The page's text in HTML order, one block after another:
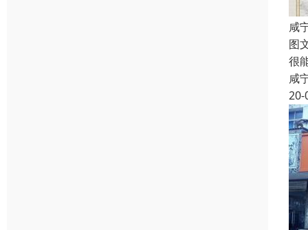
咸
图
很
咸
20-